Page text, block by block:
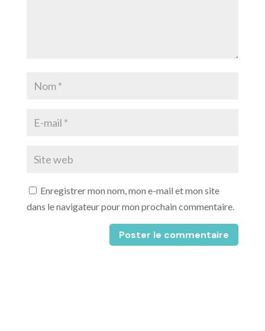
Enregistrer mon nom, mon e-mail et mon site
dans le navigateur pour mon prochain commentaire.